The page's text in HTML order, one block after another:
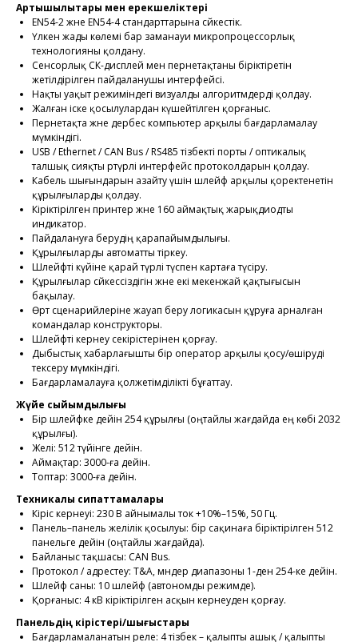
Артықшылықтары мен ерекшеліктері
EN54-2 және EN54-4 стандарттарына сәйкестік.
Үлкен жады көлемі бар заманауи микропроцессорлық
технологияны қолдану.
Сенсорлық СК-дисплей мен пернетақтаны біріктіретін
жетілдірілген пайдаланушы интерфейсі.
Нақты уақыт режиміндегі визуалды алгоритмдерді қолдау.
Жалған іске қосылулардан күшейтілген қорғаныс.
Пернетақта және дербес компьютер арқылы бағдарламалау
мүмкіндігі.
USB / Ethernet / CAN Bus / RS485 тізбекті порты / оптикалық
талшық сияқты әртүрлі интерфейс протоколдарын қолдау.
Кабель шығындарын азайту үшін шлейф арқылы қоректенетін
құрылғыларды қолдау.
Кіріктірілген принтер және 160 аймақтық жарықдиодты
индикатор.
Пайдалануға берудің қарапайымдылығы.
Құрылғыларды автоматты тіркеу.
Шлейфті күйіне қарай түрлі түспен картаға түсіру.
Құрылғылар сәйкессіздігін және екі мекенжай қақтығысын
бақылау.
Өрт сценарийлеріне жауап беру логикасын құруға арналған
командалар конструкторы.
Шлейфті кернеу секірістерінен қорғау.
Дыбыстық хабарлағышты бір оператор арқылы қосу/өшіруді
тексеру мүмкіндігі.
Бағдарламалауға қолжетімділікті бұғаттау.
Жүйе сыйымдылығы
Бір шлейфке дейін 254 құрылғы (оңтайлы жағдайда ең көбі 2032
құрылғы).
Желі: 512 түйінге дейін.
Аймақтар: 3000-ға дейін.
Топтар: 3000-ға дейін.
Техникалық сипаттамалары
Кіріс кернеуі: 230 В айнымалы ток +10%–15%, 50 Гц.
Панель–панель желілік қосылуы: бір сақинаға біріктірілген 512
панельге дейін (оңтайлы жағдайда).
Байланыс тақшасы: CAN Bus.
Протокол / адрестеу: T&A, мәндер диапазоны 1-ден 254-ке дейін.
Шлейф саны: 10 шлейф (автономды режимде).
Қорғаныс: 4 кВ кіріктірілген асқын кернеуден қорғау.
Панельдің кірістері/шығыстары
Бағдарламаланатын реле: 4 тізбек – қалыпты ашық / қалыпты